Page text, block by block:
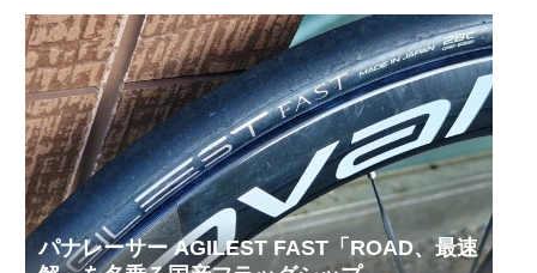
パナレーサー AGILEST FAST「ROAD、最速